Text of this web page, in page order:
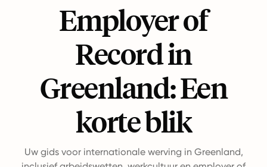
Employer of
Record in
Greenland: Een
korte blik
Uw gids voor internationale werving in Greenland,